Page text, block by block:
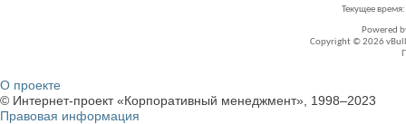
Текущее время:
Powered
Copyright © 2026
О проекте
© Интернет-проект «Корпоративный менеджмент», 1998–2023
Правовая информация